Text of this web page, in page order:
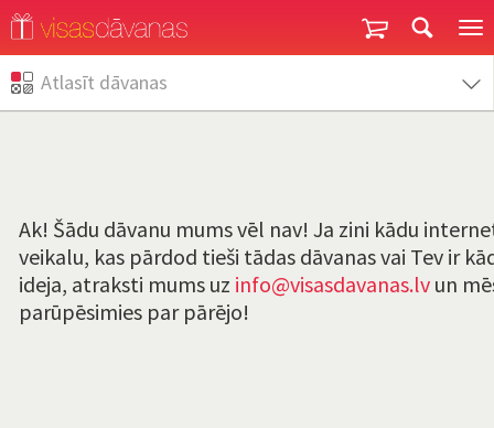
Atlasīt dāvanas
Ak! Šādu dāvanu mums vēl nav! Ja zini kādu
veikalu, kas pārdod tieši tādas dāvanas vai Tev ir
ideja, atraksti mums uz info@visasdavanas.lv un
parūpēsimies par pārējo!